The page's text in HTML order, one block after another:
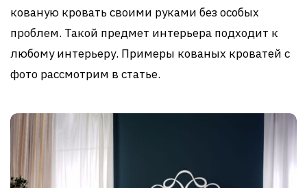
кованую кровать своими руками без особых
проблем. Такой предмет интерьера подходит к
любому интерьеру. Примеры кованых кроватей с
фото рассмотрим в статье.